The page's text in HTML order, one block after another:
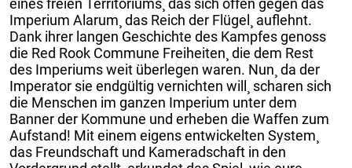
Imperium Alarum¸ das Reich der Flügel¸ auflehnt.
Dank ihrer langen Geschichte des Kampfes genoss
die Red Rook Commune Freiheiten¸ die dem Rest
des Imperiums weit überlegen waren. Nun¸ da der
Imperator sie endgültig vernichten will¸ scharen sich
die Menschen im ganzen Imperium unter dem
Banner der Kommune und erheben die Waffen zum
Aufstand! Mit einem eigens entwickelten System¸
das Freundschaft und Kameradschaft in den